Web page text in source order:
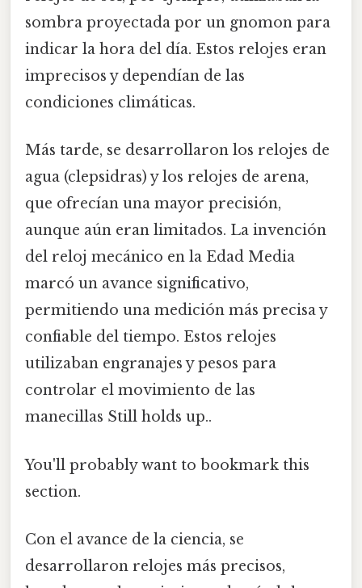
sombra proyectada por un gnomon para
indicar la hora del día. Estos relojes eran
imprecisos y dependían de las
condiciones climáticas.
Más tarde, se desarrollaron los relojes de
agua (clepsidras) y los relojes de arena,
que ofrecían una mayor precisión,
aunque aún eran limitados. La invención
del reloj mecánico en la Edad Media
marcó un avance significativo,
permitiendo una medición más precisa y
confiable del tiempo. Estos relojes
utilizaban engranajes y pesos para
controlar el movimiento de las
manecillas Still holds up..
You'll probably want to bookmark this
section.
Con el avance de la ciencia, se
desarrollaron relojes más precisos,